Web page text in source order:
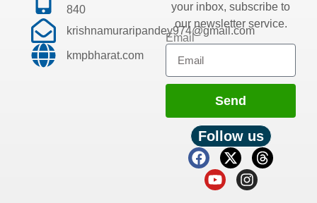
840
krishnamuraripandey974@gmail.com
kmpbharat.com
your inbox, subscribe to
our newsletter service.
Email
Send
Follow us